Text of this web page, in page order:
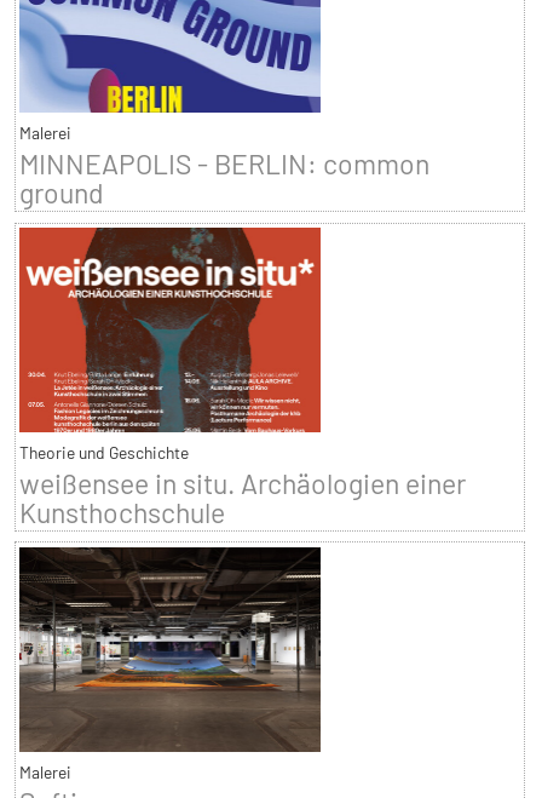
Malerei
MINNEAPOLIS - BERLIN: common
ground
Theorie und Geschichte
weißensee in situ. Archäologien einer
Kunsthochschule
Malerei